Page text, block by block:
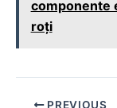
componente
roți
Post PREVIOUS